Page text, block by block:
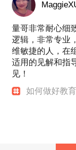
量哥非常耐心细
逻辑，非常专业
维敏捷的人，在
适用的见解和指
见！
如何做好教